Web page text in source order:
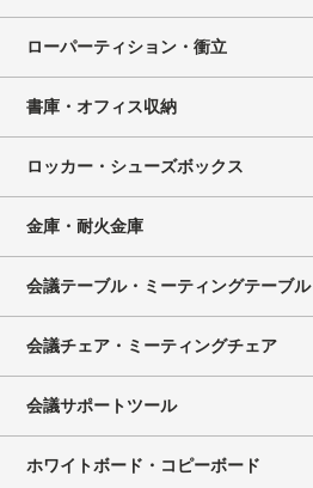
ローパーティション・衝立
書庫・オフィス収納
ロッカー・シューズボックス
金庫・耐火金庫
会議テーブル・ミーティングテーブル
会議チェア・ミーティングチェア
会議サポートツール
ホワイトボード・コピーボード